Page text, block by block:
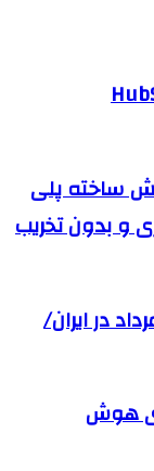
ساخته پلی
و بدون تخریب
در ایران/
هوش